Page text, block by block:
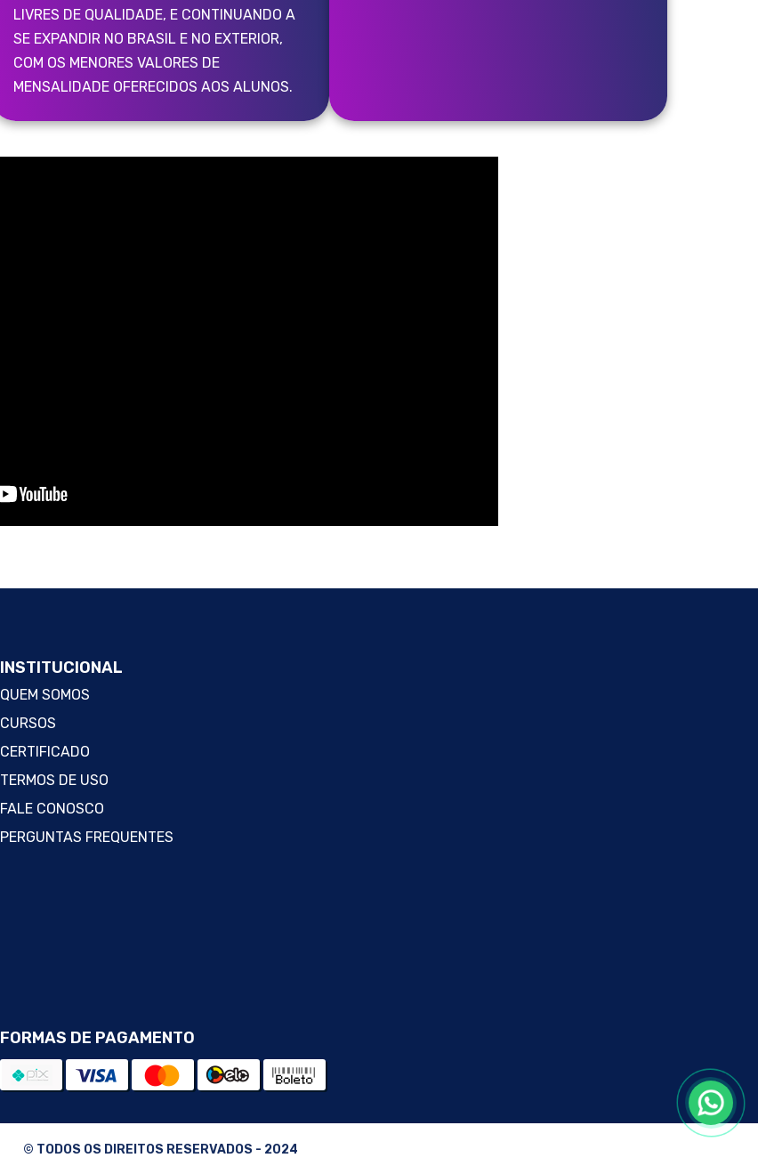
LIVRES DE QUALIDADE, E CONTINUANDO A
SE EXPANDIR NO BRASIL E NO EXTERIOR,
COM OS MENORES VALORES DE
MENSALIDADE OFERECIDOS AOS ALUNOS.
INSTITUCIONAL
QUEM SOMOS
CURSOS
CERTIFICADO
TERMOS DE USO
FALE CONOSCO
PERGUNTAS FREQUENTES
FORMAS DE PAGAMENTO
© TODOS OS DIREITOS RESERVADOS - 2024